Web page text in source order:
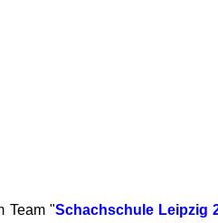
Team "Schachschule Leipzig